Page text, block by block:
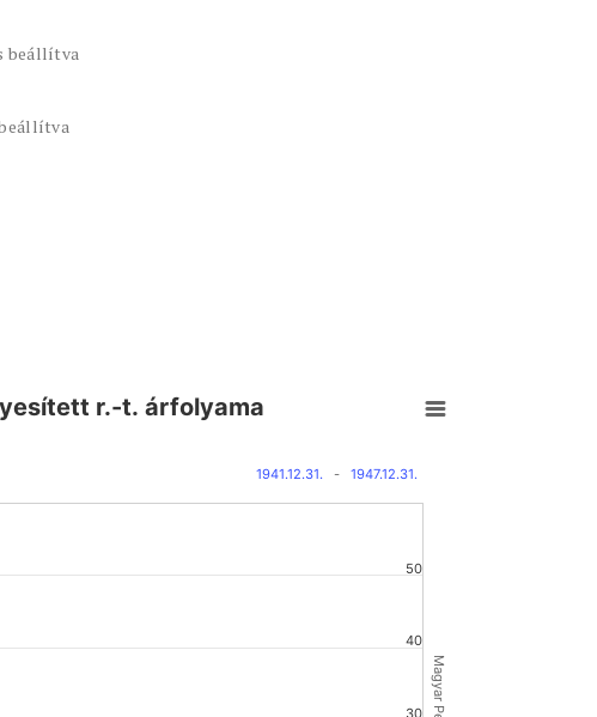
beállítva
r.-t. árfolyama
1941.12.31. - 1947.12.31.
30
40
50